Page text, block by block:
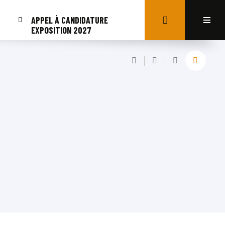
APPEL À CANDIDATURE
EXPOSITION 2027